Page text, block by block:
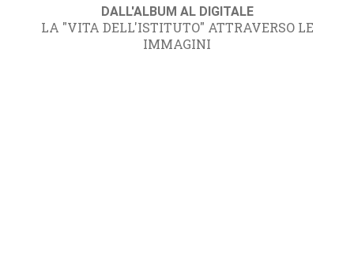
DALL'ALBUM AL DIGITALE
LA "VITA DELL'ISTITUTO" ATTRAVERSO LE
IMMAGINI